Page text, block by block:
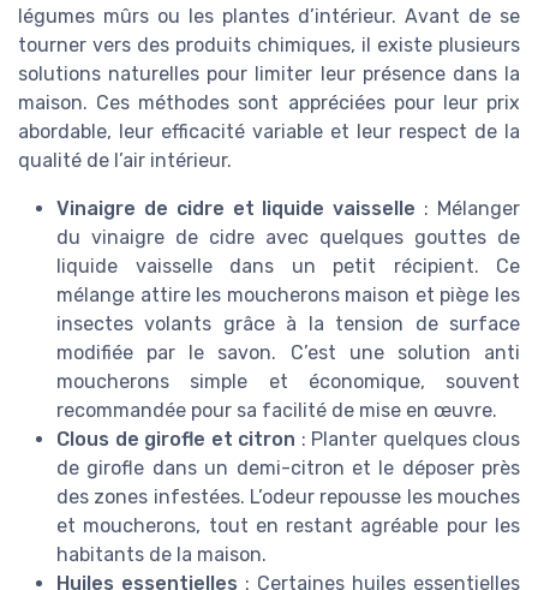
légumes mûrs ou les plantes d’intérieur. Avant de se
tourner vers des produits chimiques, il existe plusieurs
solutions naturelles pour limiter leur présence dans la
maison. Ces méthodes sont appréciées pour leur prix
abordable, leur efficacité variable et leur respect de la
qualité de l’air intérieur.
Vinaigre de cidre et liquide vaisselle : Mélanger
du vinaigre de cidre avec quelques gouttes de
liquide vaisselle dans un petit récipient. Ce
mélange attire les moucherons maison et piège les
insectes volants grâce à la tension de surface
modifiée par le savon. C’est une solution anti
moucherons simple et économique, souvent
recommandée pour sa facilité de mise en œuvre.
Clous de girofle et citron : Planter quelques clous
de girofle dans un demi-citron et le déposer près
des zones infestées. L’odeur repousse les mouches
et moucherons, tout en restant agréable pour les
habitants de la maison.
Huiles essentielles : Certaines huiles essentielles